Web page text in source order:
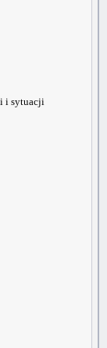
i sytuacji